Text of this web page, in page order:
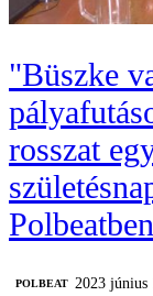
"Büszke
rosszat
Polbeatben
‎POLBEAT 2023 június